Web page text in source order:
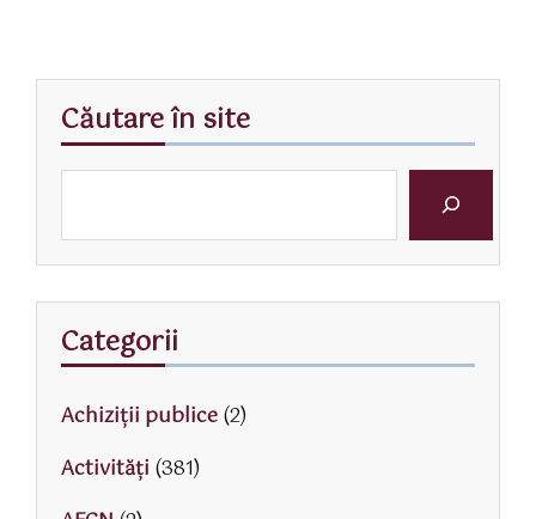
Căutare în site
Categorii
Achiziții publice(2)
Activităţi (381)